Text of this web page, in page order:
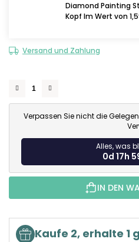
Diamond Painting
Kopf Im Wert von
Versand und Zahlung
Verpassen Sie nicht die
Alles, was
0d 17h
IN DEN
Kaufe 2, erhalte 1